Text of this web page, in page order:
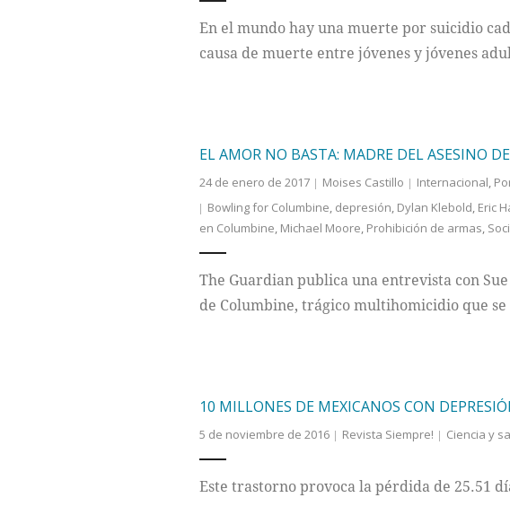
En el mundo hay una muerte por suicidio
causa de muerte entre jóvenes y jóvenes
EL AMOR NO BASTA: MADRE DEL ASESINO
24 de enero de 2017 Moises Castillo Internacional
Bowling for Columbine depresión Dylan Klebold Eric
en Columbine Michael Moore Prohibición de armas
The Guardian publica una entrevista con
de Columbine, trágico multihomicidio que
10 MILLONES DE MEXICANOS CON
5 de noviembre de 2016 Revista Siempre! Ciencia y
Este trastorno provoca la pérdida de 25.51